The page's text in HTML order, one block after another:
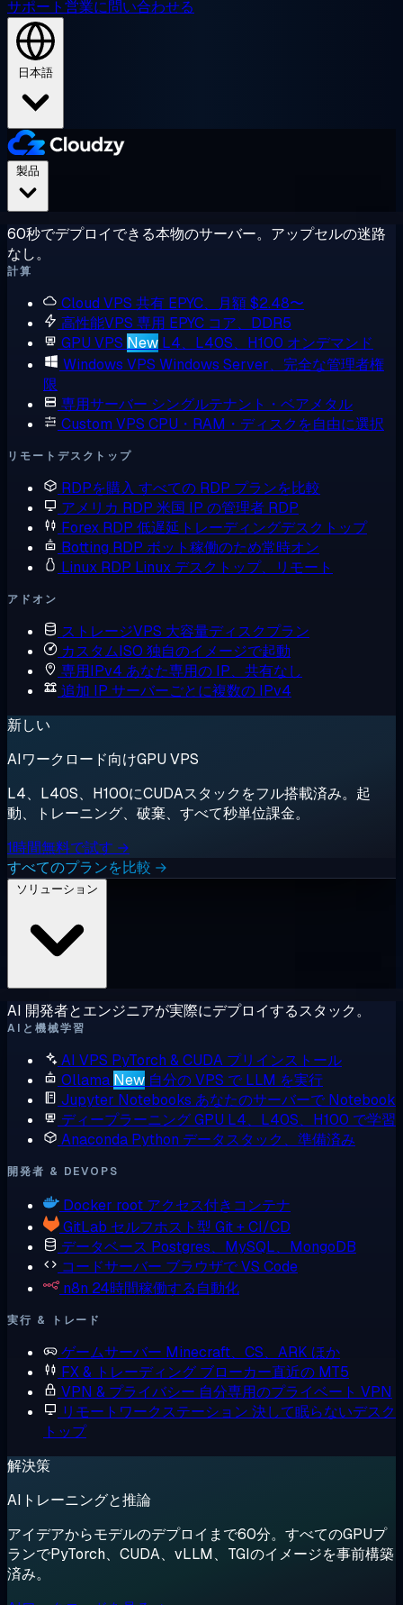
サポート営業に問い合わせる
日本語
60秒でデプロイできる本物のサーバー。アップセルの迷路
なし。
計算
Cloud VPS 共有 EPYC、月額 $2.48〜
高性能VPS 専用 EPYC コア、DDR5
GPU VPS New L4、L40S、H100 オンデマンド
Windows VPS Windows Server、完全な管理者権
限
専用サーバー シングルテナント・ベアメタル
Custom VPS CPU・RAM・ディスクを自由に選択
リモートデスクトップ
RDPを購入 すべての RDP プランを比較
アメリカ RDP 米国 IP の管理者 RDP
Forex RDP 低遅延トレーディングデスクトップ
Botting RDP ボット稼働のため常時オン
Linux RDP Linux デスクトップ、リモート
アドオン
ストレージVPS 大容量ディスクプラン
カスタムISO 独自のイメージで起動
専用IPv4 あなた専用の IP、共有なし
追加 IP サーバーごとに複数の IPv4
新しい
AIワークロード向けGPU VPS
L4、L40S、H100にCUDAスタックをフル搭載済み。起
動、トレーニング、破棄、すべて秒単位課金。
1時間無料で試す →
すべてのプランを比較 →
AI 開発者とエンジニアが実際にデプロイするスタック。
AIと機械学習
AI VPS PyTorch & CUDA プリインストール
Ollama New 自分の VPS で LLM を実行
Jupyter Notebooks あなたのサーバーで Notebook
ディープラーニング GPU L4、L40S、H100 で学習
Anaconda Python データスタック、準備済み
開発者 & DEVOPS
Docker root アクセス付きコンテナ
GitLab セルフホスト型 Git + CI/CD
データベース Postgres、MySQL、MongoDB
コードサーバー ブラウザで VS Code
n8n 24時間稼働する自動化
実行 & トレード
ゲームサーバー Minecraft、CS、ARK ほか
FX & トレーディング ブローカー直近の MT5
VPN & プライバシー 自分専用のプライベート VPN
リモートワークステーション 決して眠らないデスク
トップ
解決策
AIトレーニングと推論
アイデアからモデルのデプロイまで60分。すべてのGPUプ
ランでPyTorch、CUDA、vLLM、TGIのイメージを事前構築
済み。